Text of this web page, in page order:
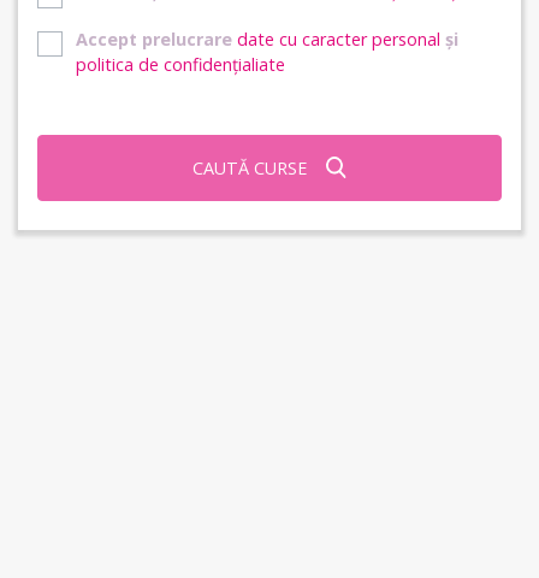
Accept prelucrare date cu caracter personal și
politica de confidențialiate
CAUTĂ CURSE